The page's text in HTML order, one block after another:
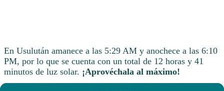
En Usulután amanece a las 5:29 AM y anochece a las 6:10
PM, por lo que se cuenta con un total de 12 horas y 41
minutos de luz solar. ¡Aprovéchala al máximo!